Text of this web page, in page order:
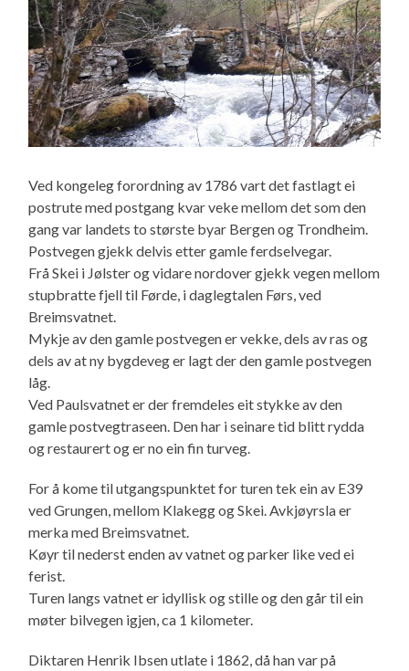
Ved kongeleg forordning av 1786 vart det fastlagt ei
postrute med postgang kvar veke mellom det som den
gang var landets to største byar Bergen og Trondheim.
Postvegen gjekk delvis etter gamle ferdselvegar.
Frå Skei i Jølster og vidare nordover gjekk vegen mellom
stupbratte fjell til Førde, i daglegtalen Førs, ved
Breimsvatnet.
Mykje av den gamle postvegen er vekke, dels av ras og
dels av at ny bygdeveg er lagt der den gamle postvegen
låg.
Ved Paulsvatnet er der fremdeles eit stykke av den
gamle postvegtraseen. Den har i seinare tid blitt rydda
og restaurert og er no ein fin turveg.
For å kome til utgangspunktet for turen tek ein av E39
ved Grungen, mellom Klakegg og Skei. Avkjøyrsla er
merka med Breimsvatnet.
Køyr til nederst enden av vatnet og parker like ved ei
ferist.
Turen langs vatnet er idyllisk og stille og den går til ein
møter bilvegen igjen, ca 1 kilometer.
Diktaren Henrik Ibsen utlate i 1862, då han var på